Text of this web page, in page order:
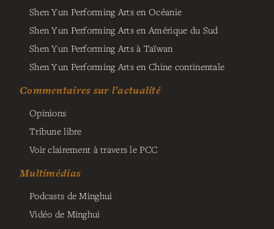
Shen Yun Performing Arts en Océanie
Shen Yun Performing Arts en Amérique du Sud
Shen Yun Performing Arts à Taïwan
Shen Yun Performing Arts en Chine continentale
Commentaires sur l’actualité
Opinions
Tribune libre
Voir clairement à travers le PCC
Multimédias
Podcasts de Minghui
Vidéo de Minghui